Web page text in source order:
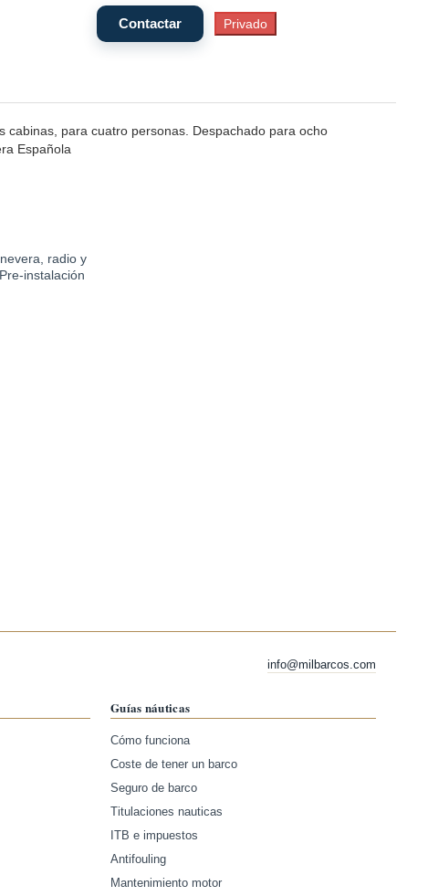
para cuatro personas. Despachado para ocho
Española
radio y
info@milbarcos.com
Guías náuticas
Cómo funciona
Coste de tener un barco
Seguro de barco
Titulaciones nauticas
ITB e impuestos
Antifouling
Mantenimiento motor